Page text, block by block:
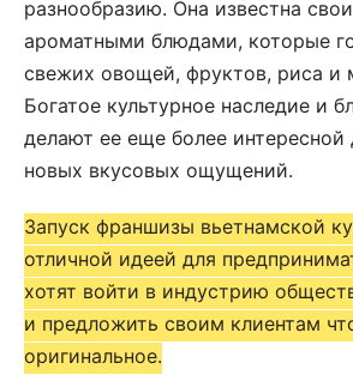
разнообразию. Она известна
ароматными блюдами, которые
свежих овощей, фруктов, риса и
Богатое культурное наследие и
делают ее еще более интересной
новых вкусовых ощущений.
Запуск франшизы вьетнамской
отличной идеей для
хотят войти в индустрию
и предложить своим клиентам
оригинальное.